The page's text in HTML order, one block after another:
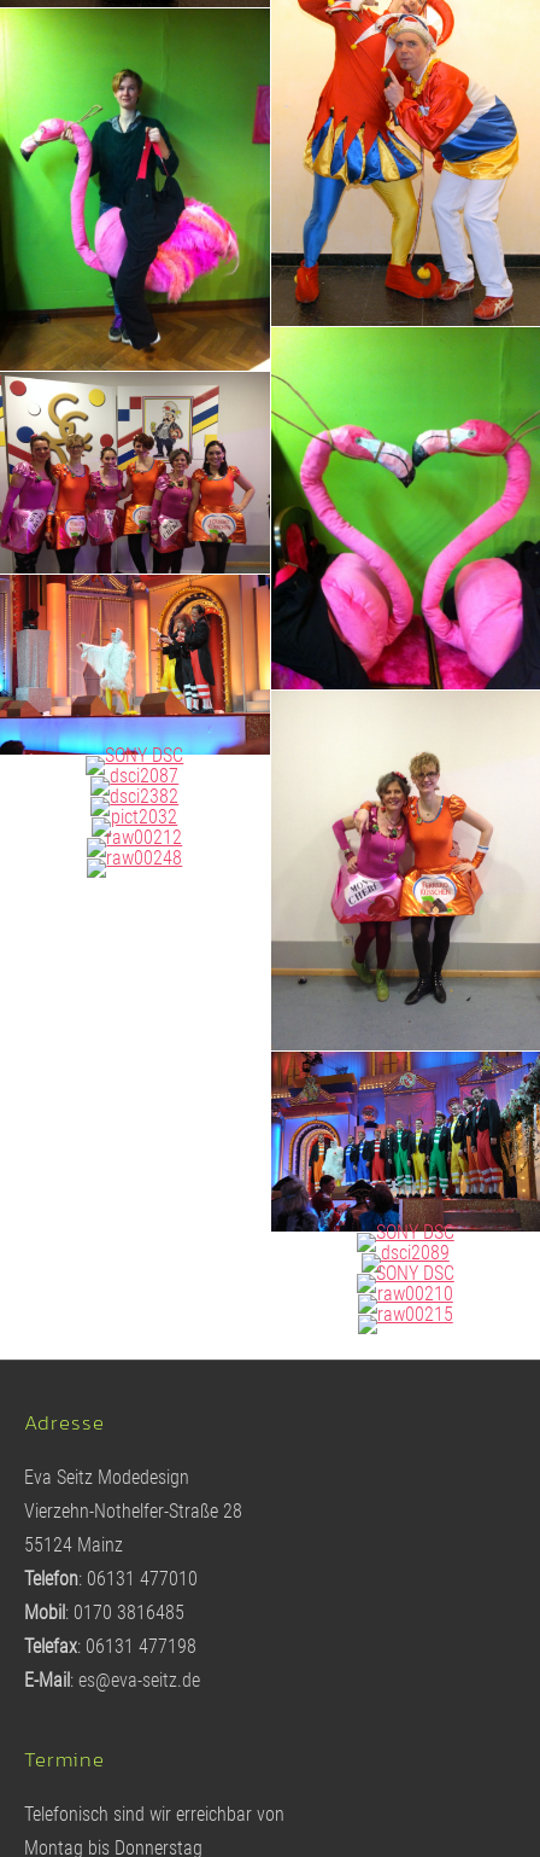
Adresse
Eva Seitz Modedesign
Vierzehn-Nothelfer-Straße 28
55124 Mainz
Telefon: 06131 477010
Mobil: 0170 3816485
Telefax: 06131 477198
E-Mail: es@eva-seitz.de
Termine
Telefonisch sind wir erreichbar von
Montag bis Donnerstag